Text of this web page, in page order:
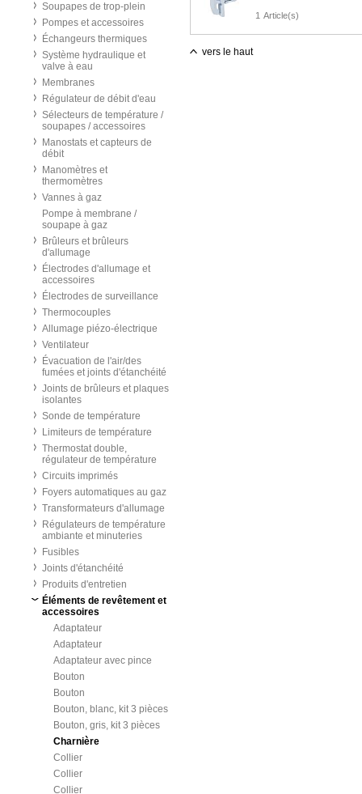
Soupapes de trop-plein
Pompes et accessoires
Échangeurs thermiques
Système hydraulique et
valve à eau
Membranes
Régulateur de débit d'eau
Sélecteurs de température /
soupapes / accessoires
Manostats et capteurs de
débit
Manomètres et
thermomètres
Vannes à gaz
Pompe à membrane /
soupape à gaz
Brûleurs et brûleurs
d'allumage
Électrodes d'allumage et
accessoires
Électrodes de surveillance
Thermocouples
Allumage piézo-électrique
Ventilateur
Évacuation de l'air/des
fumées et joints d'étanchéité
Joints de brûleurs et plaques
isolantes
Sonde de température
Limiteurs de température
Thermostat double,
régulateur de température
Circuits imprimés
Foyers automatiques au gaz
Transformateurs d'allumage
Régulateurs de température
ambiante et minuteries
Fusibles
Joints d'étanchéité
Produits d'entretien
Éléments de revêtement et
accessoires
Adaptateur
Adaptateur
Adaptateur avec pince
Bouton
Bouton
Bouton, blanc, kit 3 pièces
Bouton, gris, kit 3 pièces
Charnière
Collier
Collier
Collier
1 Article(s)
vers le haut